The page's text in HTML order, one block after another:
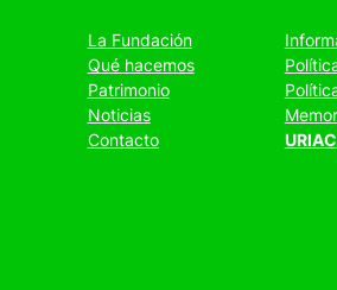
La Fundación
Qué hacemos
Patrimonio
Noticias
Contacto